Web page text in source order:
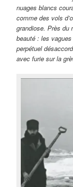
nuages blancs
comme des vols
grandiose. Près du
beauté : les
perpétuel
avec furie sur la